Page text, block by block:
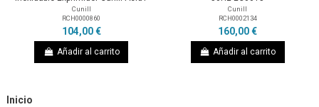
Cunill
RCH0000860
104,00 €
Añadir al carrito
Cunill
RCH0002134
160,00 €
Añadir al carrito
Inicio